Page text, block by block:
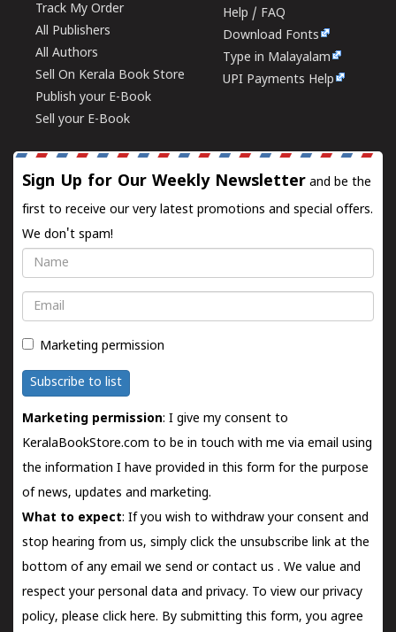
Track My Order
All Publishers
All Authors
Sell On Kerala Book Store
Publish your E-Book
Sell your E-Book
Help / FAQ
Download Fonts
Type in Malayalam
UPI Payments Help
Sign Up for Our Weekly Newsletter and be the
first to receive our very latest promotions and special offers.
We don't spam!
Name
Email
Marketing permission
Subscribe to list
Marketing permission: I give my consent to
KeralaBookStore.com to be in touch with me via email using
the information I have provided in this form for the purpose
of news, updates and marketing.
What to expect: If you wish to withdraw your consent and
stop hearing from us, simply click the unsubscribe link at the
bottom of any email we send orcontact us . We value and
respect your personal data and privacy. To view our privacy
policy, please click here. By submitting this form, you agree